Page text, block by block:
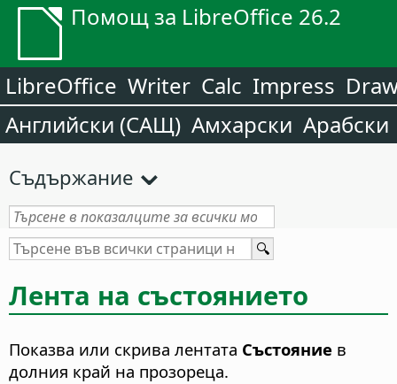
Помощ за LibreOffice 26.2
LibreOffice Writer Calc Impress
Английски (САЩ) Амхарски Арабски
Съдържание
Лента на състоянието
Показва или скрива лентата Състояние в
долния край на прозореца.